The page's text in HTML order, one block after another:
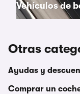
Vehículos de
Otras
Ayudas y
Comprar un